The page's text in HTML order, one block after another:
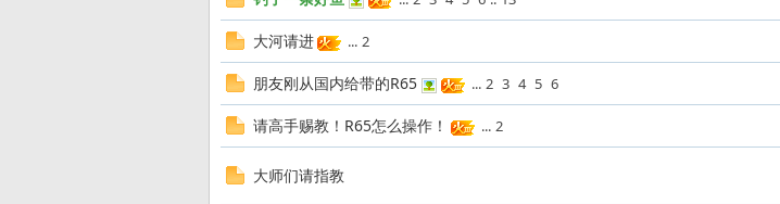
发
大河请进 ... 2
朋友刚从国内给带的R65 ... 2 3 4 5 6
请高手赐教！R65怎么操作！ ... 2
大师们请指教